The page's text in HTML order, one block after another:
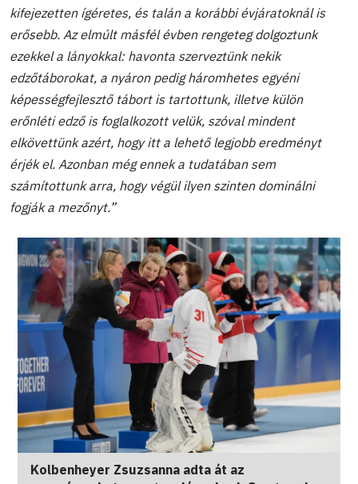
kifejezetten ígéretes, és talán a korábbi évjáratoknál is
erősebb. Az elmúlt másfél évben rengeteg dolgoztunk
ezekkel a lányokkal: havonta szerveztünk nekik
edzőtáborokat, a nyáron pedig háromhetes egyéni
képességfejlesztő tábort is tartottunk, illetve külön
erőnléti edző is foglalkozott velük, szóval mindent
elkövettünk azért, hogy itt a lehető legjobb eredményt
érjék el. Azonban még ennek a tudatában sem
számítottunk arra, hogy végül ilyen szinten dominálni
fogják a mezőnyt.”
Kolbenheyer Zsuzsanna adta át az